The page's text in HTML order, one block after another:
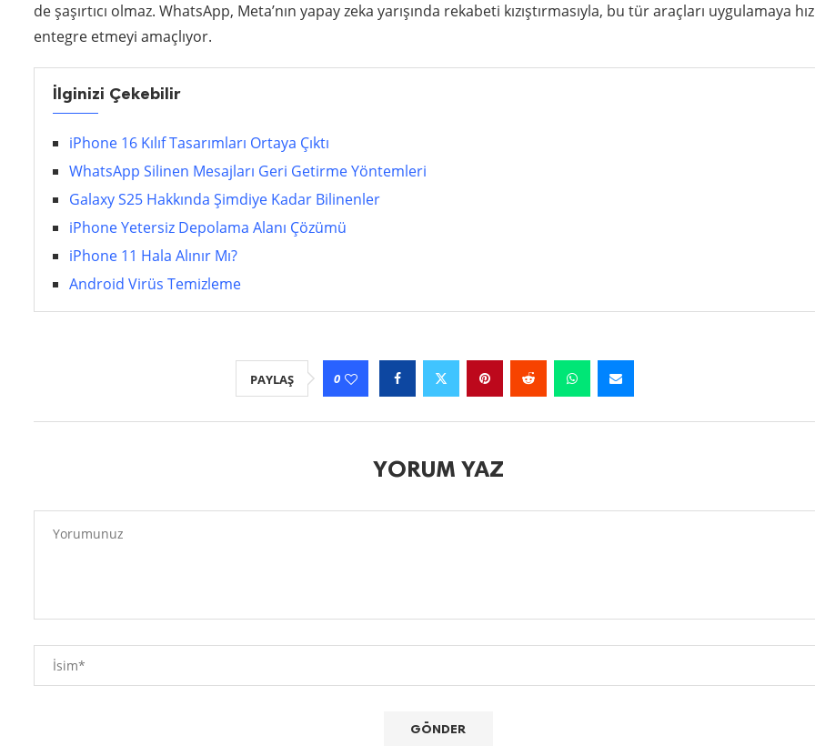
de şaşırtıcı olmaz. WhatsApp, Meta’nın yapay zeka yarışında rekabeti kızıştırmasıyla, bu tür araçları uygulamaya
entegre etmeyi amaçlıyor.
İlginizi Çekebilir
iPhone 16 Kılıf Tasarımları Ortaya Çıktı
WhatsApp Silinen Mesajları Geri Getirme Yöntemleri
Galaxy S25 Hakkında Şimdiye Kadar Bilinenler
iPhone Yetersiz Depolama Alanı Çözümü
iPhone 11 Hala Alınır Mı?
Android Virüs Temizleme
PAYLAŞ 0
YORUM YAZ